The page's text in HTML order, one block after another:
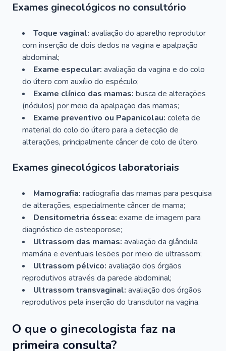
Exames ginecológicos no consultório
Toque vaginal: avaliação do aparelho reprodutor
com inserção de dois dedos na vagina e apalpação
abdominal;
Exame especular: avaliação da vagina e do colo
do útero com auxílio do espéculo;
Exame clínico das mamas: busca de alterações
(nódulos) por meio da apalpação das mamas;
Exame preventivo ou Papanicolau: coleta de
material do colo do útero para a detecção de
alterações, principalmente câncer de colo de útero.
Exames ginecológicos laboratoriais
Mamografia: radiografia das mamas para pesquisa
de alterações, especialmente câncer de mama;
Densitometria óssea: exame de imagem para
diagnóstico de osteoporose;
Ultrassom das mamas: avaliação da glândula
mamária e eventuais lesões por meio de ultrassom;
Ultrassom pélvico: avaliação dos órgãos
reprodutivos através da parede abdominal;
Ultrassom transvaginal: avaliação dos órgãos
reprodutivos pela inserção do transdutor na vagina.
O que o ginecologista faz na
primeira consulta?